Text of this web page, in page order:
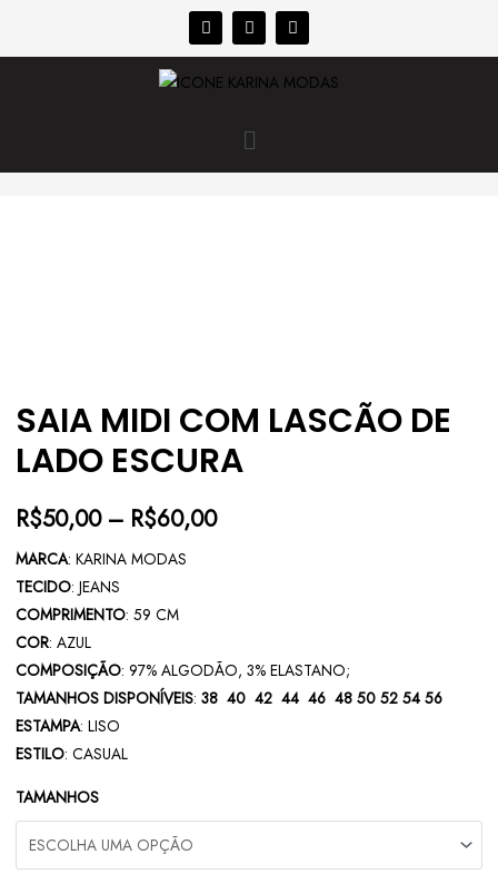
SAIA MIDI COM LASCÃO DE
LADO ESCURA
R$50,00 – R$60,00
MARCA: KARINA MODAS
TECIDO: JEANS
COMPRIMENTO: 59 CM
COR: AZUL
COMPOSIÇÃO: 97% ALGODÃO, 3% ELASTANO;
TAMANHOS DISPONÍVEIS: 38 40 42 44 46 48 50 52 54 56
ESTAMPA: LISO
ESTILO: CASUAL
TAMANHOS